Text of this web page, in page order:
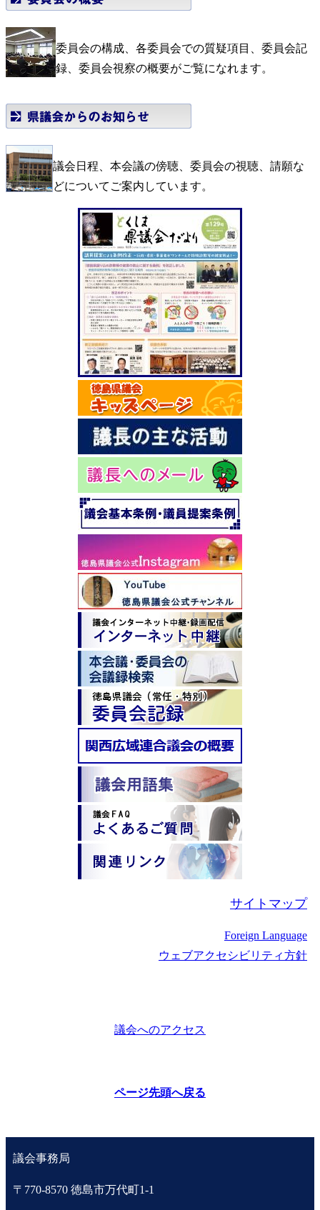
委員会の構成、各委員会での質疑項目、委員会記
録、委員会視察の概要がご覧になれます。
議会日程、本会議の傍聴、委員会の視聴、請願な
どについてご案内しています。
サイトマップ
Foreign Language
ウェブアクセシビリティ方針
議会へのアクセス
ページ先頭へ戻る
議会事務局
〒770-8570 徳島市万代町1-1